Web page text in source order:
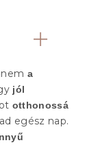
a
jól
otthonossá
egész nap.